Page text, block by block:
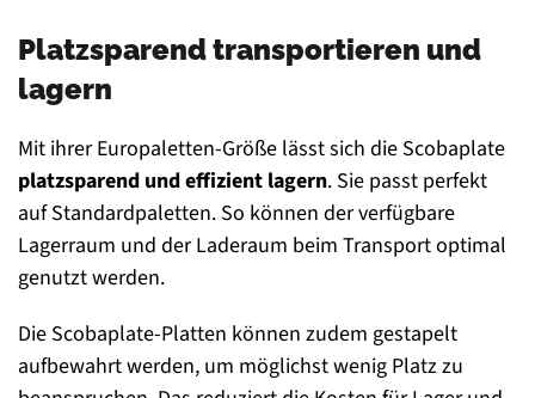
Platzsparend transportieren und
lagern
Mit ihrer Europaletten-Größe lässt sich die Scobaplate
platzsparend und effizient lagern. Sie passt perfekt
auf Standardpaletten. So können der verfügbare
Lagerraum und der Laderaum beim Transport optimal
genutzt werden.
Die Scobaplate-Platten können zudem gestapelt
aufbewahrt werden, um möglichst wenig Platz zu